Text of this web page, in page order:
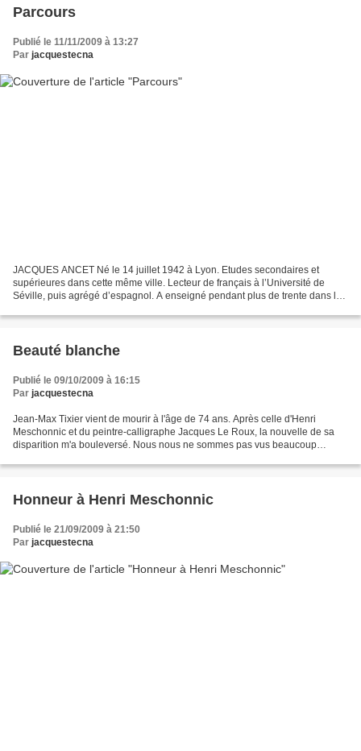
Parcours
Publié le 11/11/2009 à 13:27
Par jacquestecna
JACQUES ANCET Né le 14 juillet 1942 à Lyon. Etudes secondaires et
supérieures dans cette même ville. Lecteur de français à l’Université de
Séville, puis agrégé d’espagnol. A enseigné pendant plus de trente dans les
Beauté blanche
Publié le 09/10/2009 à 16:15
Par jacquestecna
Jean-Max Tixier vient de mourir à l'âge de 74 ans. Après celle d'Henri
Meschonnic et du peintre-calligraphe Jacques Le Roux, la nouvelle de sa
disparition m'a bouleversé. Nous nous ne sommes pas vus beaucoup
Honneur à Henri Meschonnic
Publié le 21/09/2009 à 21:50
Par jacquestecna